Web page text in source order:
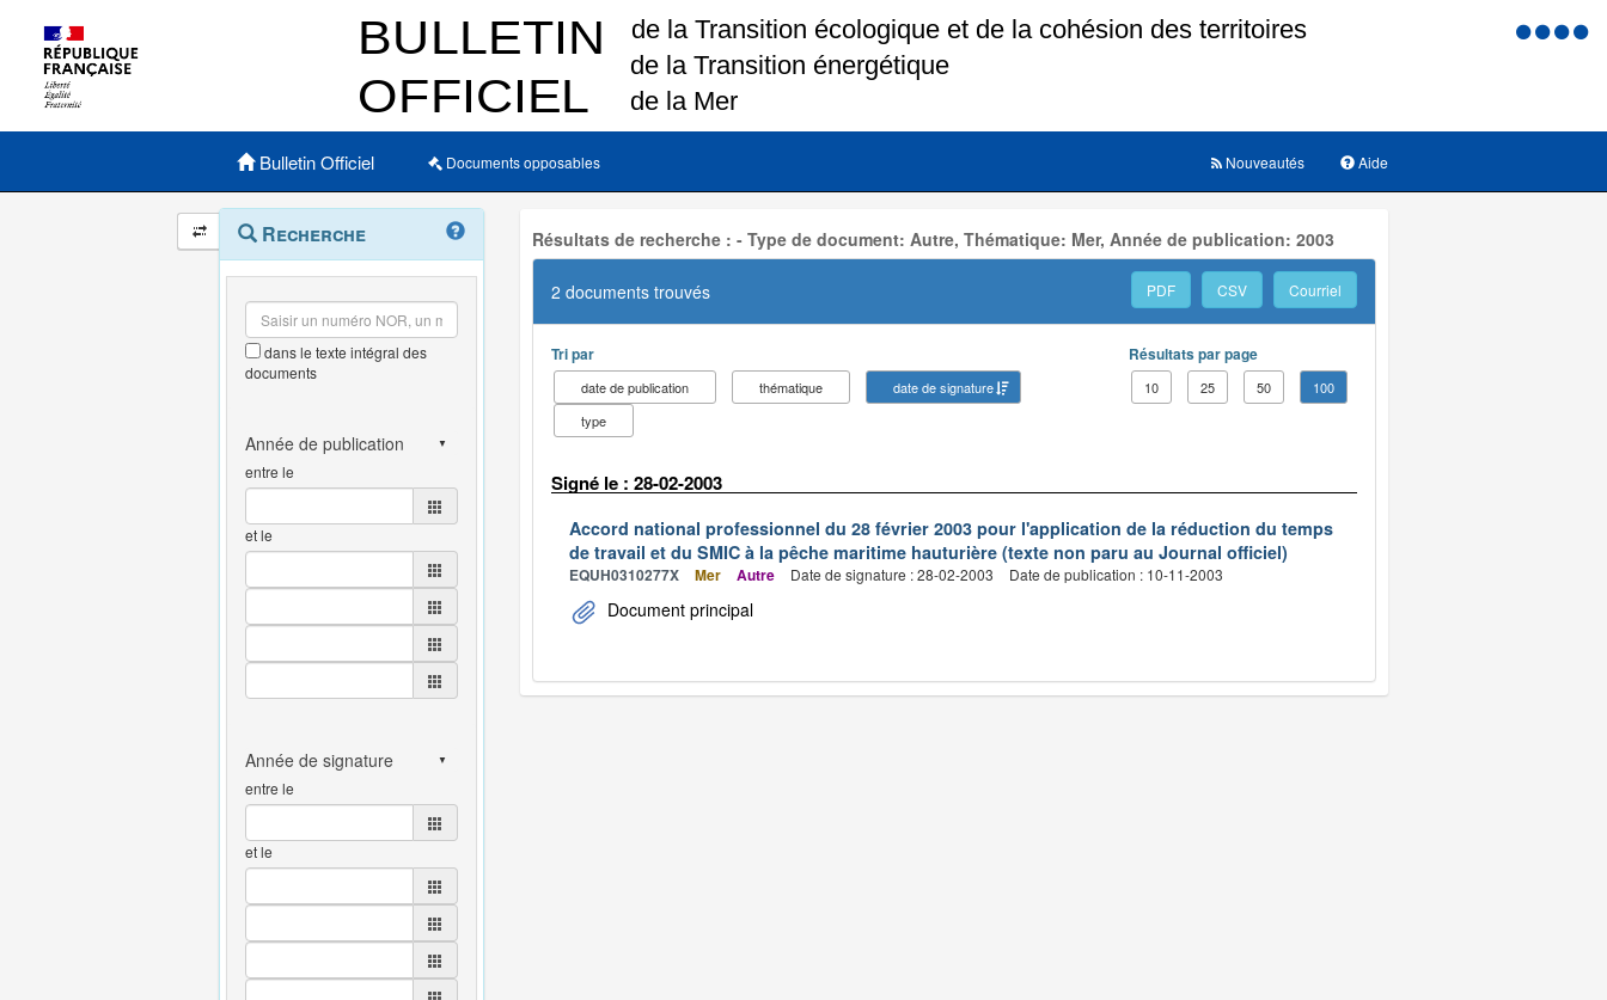
Menu
Menu principal
Bulletin Officiel Documents opposables Aide
Nouveautés
Navigation
et
outils
annexes
Menu
contextuel
Recherche
dans le texte intégral des
documents
entre le
et le
entre le
et le
Résultats de recherche : - Type de document: Autre, Thématique: Mer, Année de publication: 2003
2 documents trouvés PDF CSV Courriel
Tri par
date de publication thématique
date de signature
type
Résultats par page
10 25 50 100
Signé le : 28-02-2003
Accord national professionnel du 28 février 2003 pour l'application de la réduction du temps
de travail et du SMIC à la pêche maritime hauturière (texte non paru au Journal officiel)
EQUH0310277X Mer Autre Date de signature : 28-02-2003 Date de publication : 10-11-2003
Document principal